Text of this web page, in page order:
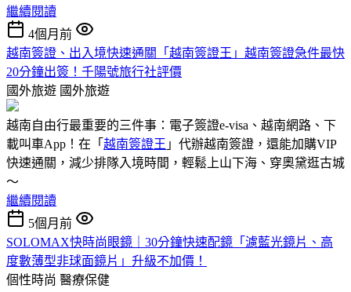
繼續閱讀
4個月前
越南簽證、出入境快速通關「越南簽證王」越南簽證急件最快
20分鐘出簽！千陽號旅行社評價
國外旅遊 國外旅遊
越南自由行最重要的三件事：電子簽證e-visa、越南網路、下
載叫車App！在「 越南簽證王 」代辦越南簽證，還能加購VIP
快速通關，減少排隊入境時間，輕鬆上山下海、穿奧黛逛古城
～
繼續閱讀
5個月前
SOLOMAX快時尚眼鏡｜30分鐘快速配鏡「濾藍光鏡片、高
度數薄型非球面鏡片」升級不加價！
個性時尚 醫療保健